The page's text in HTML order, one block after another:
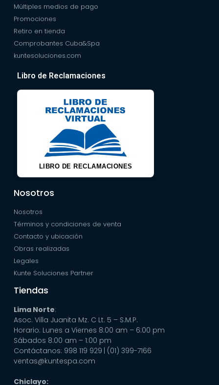
Múltiples medios de pago
Promociones
Retiro en tienda
Comprobantes Cuba&Spa
kuntesoluciones.com
Libro de Reclamaciones
LIBRO DE RECLAMACIONES
Nosotros
Nosotros
Términos y condiciones de venta
Contacto y ubicación
Obras realizadas
Legales
Kunte Soluciones Partner
Tiendas
Lima Norte:
Asoc. Villa Juanita Mz. C Lt. 5 – S.M.P.
Horario: Lunes a Viernes 8:00 am – 6:00 pm
Sábados 8:00 am – 1:00 pm
Contáctanos: 998 119 929 | (01) 399-7166
ventas@kuntespa.com
Chiclayo: